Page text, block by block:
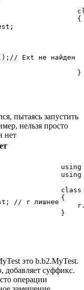
Ext не найден
{
пытаясь запустить
нельзя просто
нет
// r лишнее
class
{
}
это b.b2.MyTest.
добавляет суффикс.
операции